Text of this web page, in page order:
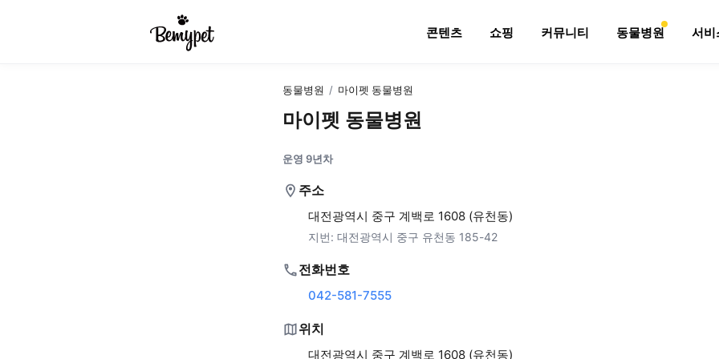
콘텐츠 쇼핑 커뮤니티 동물병원 서비
동물병원 / 마이펫 동물병원
마이펫 동물병원
운영 9년차
주소
대전광역시 중구 계백로 1608 (유천동)
지번: 대전광역시 중구 유천동 185-42
전화번호
042-581-7555
위치
대전광역시 중구 계백로 1608 (유천동)